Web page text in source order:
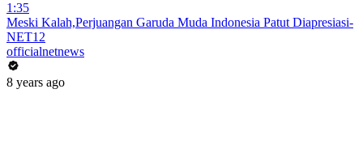
1:35
Meski Kalah,Perjuangan Garuda Muda Indonesia Patut Diapresiasi-
NET12
officialnetnews
8 years ago